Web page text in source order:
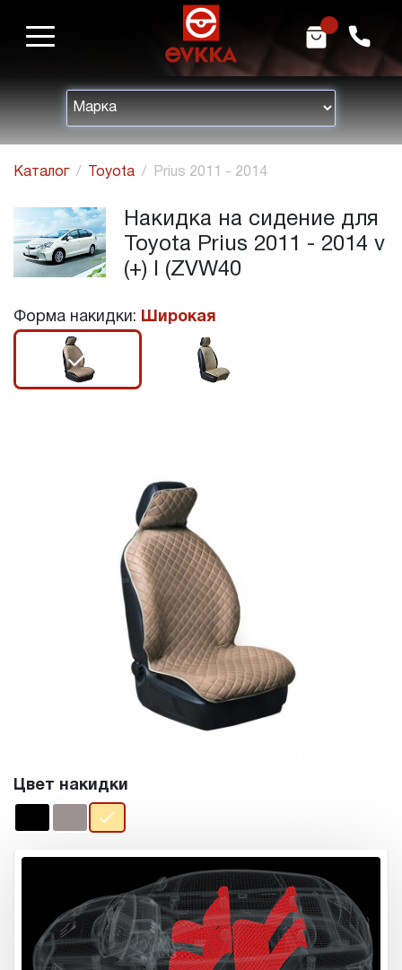
h m
Каталог Toyota Prius 2011 - 2014
Накидка на сидение для
Toyota Prius 2011 - 2014 v
(+) I (ZVW40
Форма накидки: Широкая
r
Цвет накидки